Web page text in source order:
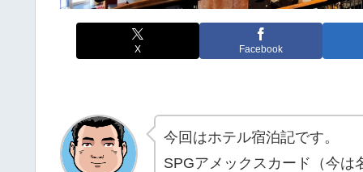
X Facebook
今回はホテル宿泊記です。
SPGアメックスカード（今は